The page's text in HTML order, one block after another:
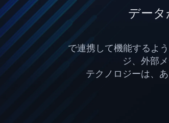
デー
で連携して機能するよ
ジ、外部
テクノロジーは、